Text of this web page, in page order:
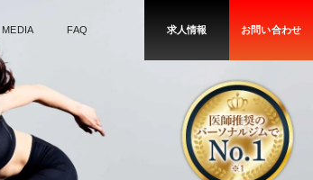
MEDIA FAQ 求人情報 お問い合わせ